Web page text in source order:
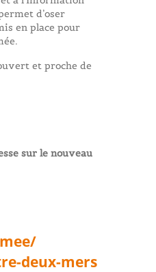
d’oser
en place pour
et proche de
sur le nouveau
deux-mers